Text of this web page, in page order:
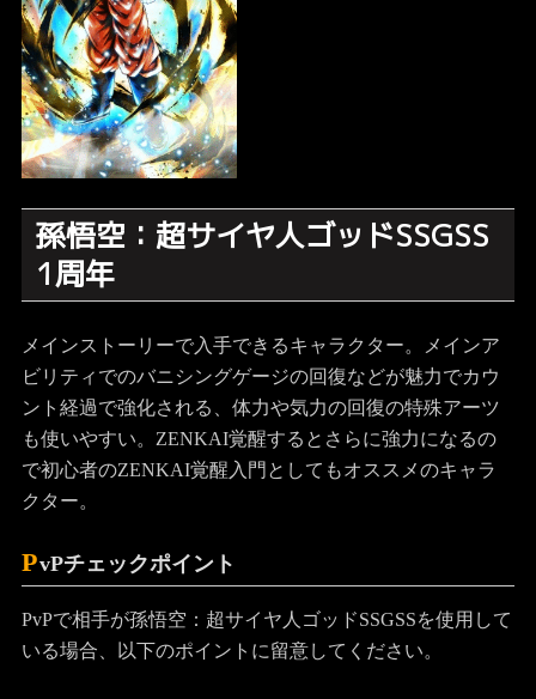
孫悟空：超サイヤ人ゴッドSSGSS
1周年
メインストーリーで入手できるキャラクター。メインア
ビリティでのバニシングゲージの回復などが魅力でカウ
ント経過で強化される、体力や気力の回復の特殊アーツ
も使いやすい。ZENKAI覚醒するとさらに強力になるの
で初心者のZENKAI覚醒入門としてもオススメのキャラ
クター。
PvPチェックポイント
PvPで相手が孫悟空：超サイヤ人ゴッドSSGSSを使用して
いる場合、以下のポイントに留意してください。